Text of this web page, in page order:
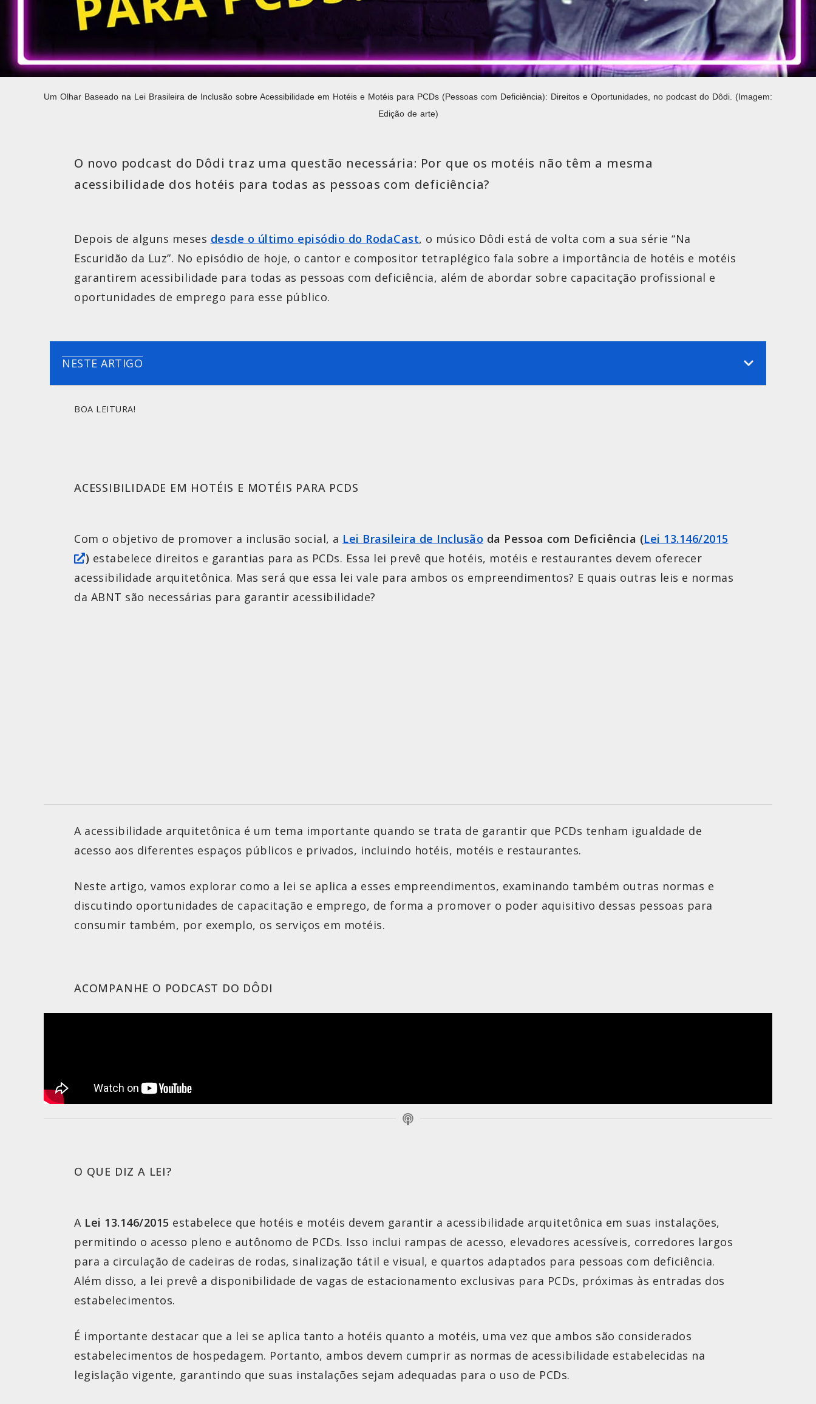
Um Olhar Baseado na Lei Brasileira de Inclusão sobre Acessibilidade em Hotéis e Motéis para PCDs (Pessoas com Deficiência): Direitos e Oportunidades, no podcast do Dôdi. (Imagem:
Edição de arte)
O novo podcast do Dôdi traz uma questão necessária: Por que os motéis não têm a mesma
acessibilidade dos hotéis para todas as pessoas com deficiência?
Depois de alguns meses desde o último episódio do RodaCast, o músico Dôdi está de volta com a sua série “Na
Escuridão da Luz”. No episódio de hoje, o cantor e compositor tetraplégico fala sobre a importância de hotéis e motéis
garantirem acessibilidade para todas as pessoas com deficiência, além de abordar sobre capacitação profissional e
oportunidades de emprego para esse público.
NESTE ARTIGO
BOA LEITURA!
ACESSIBILIDADE EM HOTÉIS E MOTÉIS PARA PCDS
Com o objetivo de promover a inclusão social, a Lei Brasileira de Inclusão da Pessoa com Deficiência (Lei 13.146/2015
) estabelece direitos e garantias para as PCDs. Essa lei prevê que hotéis, motéis e restaurantes devem oferecer
acessibilidade arquitetônica. Mas será que essa lei vale para ambos os empreendimentos? E quais outras leis e normas
da ABNT são necessárias para garantir acessibilidade?
A acessibilidade arquitetônica é um tema importante quando se trata de garantir que PCDs tenham igualdade de
acesso aos diferentes espaços públicos e privados, incluindo hotéis, motéis e restaurantes.
Neste artigo, vamos explorar como a lei se aplica a esses empreendimentos, examinando também outras normas e
discutindo oportunidades de capacitação e emprego, de forma a promover o poder aquisitivo dessas pessoas para
consumir também, por exemplo, os serviços em motéis.
ACOMPANHE O PODCAST DO DÔDI
O QUE DIZ A LEI?
A Lei 13.146/2015 estabelece que hotéis e motéis devem garantir a acessibilidade arquitetônica em suas instalações,
permitindo o acesso pleno e autônomo de PCDs. Isso inclui rampas de acesso, elevadores acessíveis, corredores largos
para a circulação de cadeiras de rodas, sinalização tátil e visual, e quartos adaptados para pessoas com deficiência.
Além disso, a lei prevê a disponibilidade de vagas de estacionamento exclusivas para PCDs, próximas às entradas dos
estabelecimentos.
É importante destacar que a lei se aplica tanto a hotéis quanto a motéis, uma vez que ambos são considerados
estabelecimentos de hospedagem. Portanto, ambos devem cumprir as normas de acessibilidade estabelecidas na
legislação vigente, garantindo que suas instalações sejam adequadas para o uso de PCDs.